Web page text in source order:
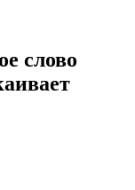
слово